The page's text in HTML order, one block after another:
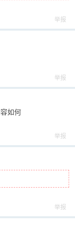
举报
举报
如何
举报
举报